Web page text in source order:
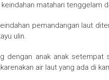
matahari tenggelam
pemandangan laut
ulin.
dengan anak anak
air laut yang ada di